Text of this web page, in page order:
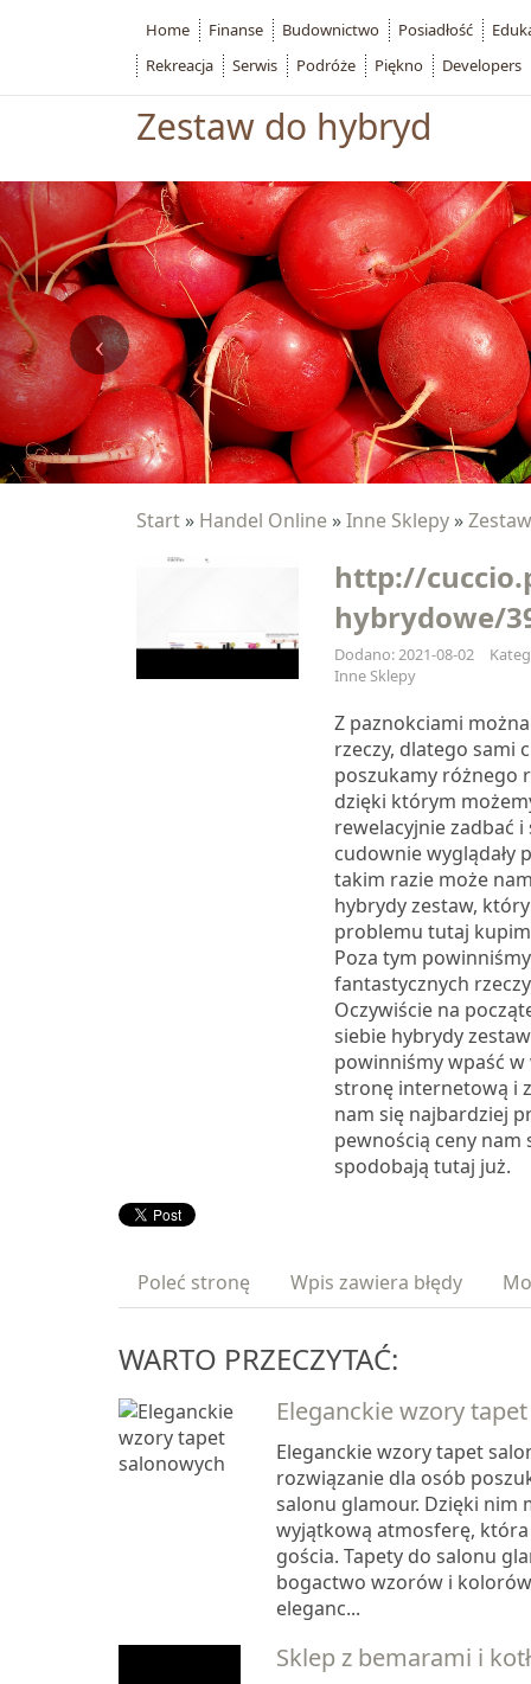
Zestaw do hybryd
Start » Handel Online »Inne Sklepy »
http://
hybrydowe/
Dodano: 2021-08-02
Inne Sklepy
Z paznokciami
rzeczy, dlatego sami
poszukamy różnego
dzięki którym
rewelacyjnie zadbać
cudownie wyglądały
takim razie może
hybrydy zestaw,
problemu tutaj
Poza tym
fantastycznych
Oczywiście na
siebie hybrydy
powinniśmy wpaść
stronę internetową i
nam się najbardziej
pewnością ceny nam
spodobają tutaj już.
Poleć stronę Wpis zawiera błędy
WARTO PRZECZYTAĆ:
Eleganckie wzory
Eleganckie wzory tapet
rozwiązanie dla osób
salonu glamour. Dzięki nim
wyjątkową atmosferę,
gościa. Tapety do salonu
bogactwo wzorów i
eleganc...
Sklep z bemarami i
Home Finanse Budownictwo Posiadłość
Rekreacja
Serwis Podróże Piękno Developers